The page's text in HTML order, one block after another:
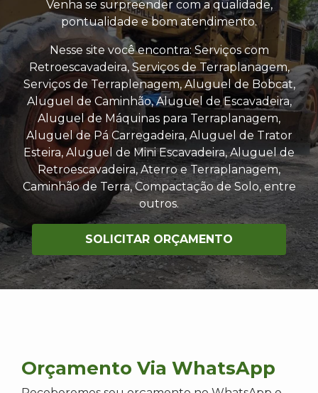
Venha se surpreender com a qualidade,
pontualidade e bom atendimento.
Nesse site você encontra: Serviços com
Retroescavadeira, Serviços de Terraplanagem,
Serviços de Terraplenagem, Aluguel de Bobcat,
Aluguel de Caminhão, Aluguel de Escavadeira,
Aluguel de Máquinas para Terraplanagem,
Aluguel de Pá Carregadeira, Aluguel de Trator
Esteira, Aluguel de Mini Escavadeira, Aluguel de
Retroescavadeira, Aterro e Terraplanagem,
Caminhão de Terra, Compactação de Solo, entre
outros.
SOLICITAR ORÇAMENTO
Orçamento Via WhatsApp